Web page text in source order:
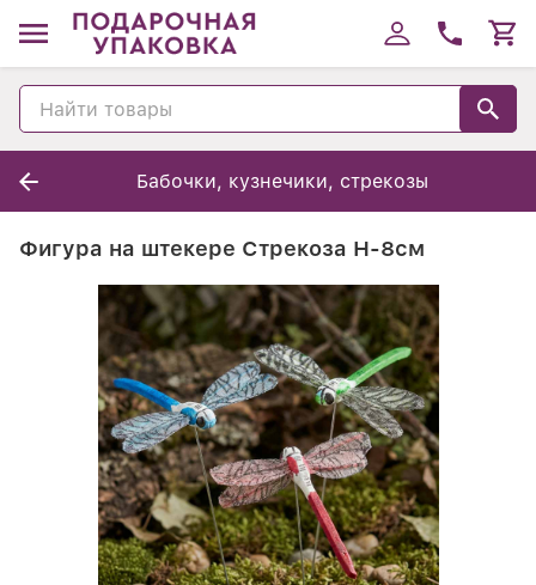
Бабочки, кузнечики, стрекозы
Фигура на штекере Стрекоза Н-8см